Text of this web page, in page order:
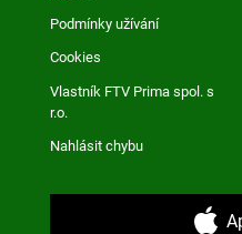
Podmínky užívání
Cookies
Vlastník FTV Prima spol. s
r.o.
Nahlásit chybu